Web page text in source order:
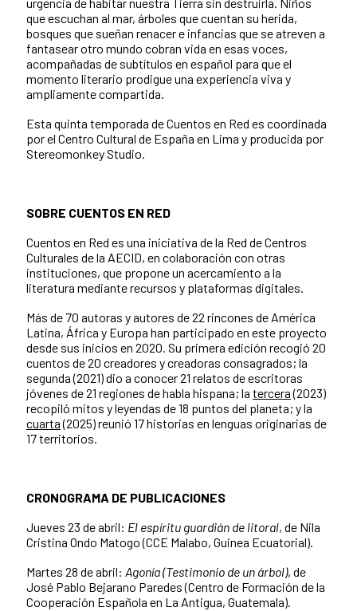
urgencia de habitar nuestra Tierra sin destruirla. Niños
que escuchan al mar, árboles que cuentan su herida,
bosques que sueñan renacer e infancias que se atreven a
fantasear otro mundo cobran vida en esas voces,
acompañadas de subtítulos en español para que el
momento literario prodigue una experiencia viva y
ampliamente compartida.
Esta quinta temporada de Cuentos en Red es coordinada
por el Centro Cultural de España en Lima y producida por
Stereomonkey Studio.
SOBRE CUENTOS EN RED
Cuentos en Red es una iniciativa de la Red de Centros
Culturales de la AECID, en colaboración con otras
instituciones, que propone un acercamiento a la
literatura mediante recursos y plataformas digitales.
Más de 70 autoras y autores de 22 rincones de América
Latina, África y Europa han participado en este proyecto
desde sus inicios en 2020. Su primera edición recogió 20
cuentos de 20 creadores y creadoras consagrados; la
segunda (2021) dio a conocer 21 relatos de escritoras
jóvenes de 21 regiones de habla hispana; la tercera(2023)
recopiló mitos y leyendas de 18 puntos del planeta; y la
cuarta(2025) reunió 17 historias en lenguas originarias de
17 territorios.
CRONOGRAMA DE PUBLICACIONES
Jueves 23 de abril: El espíritu guardián de litoral, de Nila
Cristina Ondo Matogo (CCE Malabo, Guinea Ecuatorial).
Martes 28 de abril: Agonía(Testimonio de un árbol), de
José Pablo Bejarano Paredes (Centro de Formación de la
Cooperación Española en La Antigua, Guatemala).